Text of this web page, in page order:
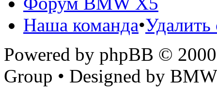
Наша команда•
Powered by phpBB ©
Group • Designed by